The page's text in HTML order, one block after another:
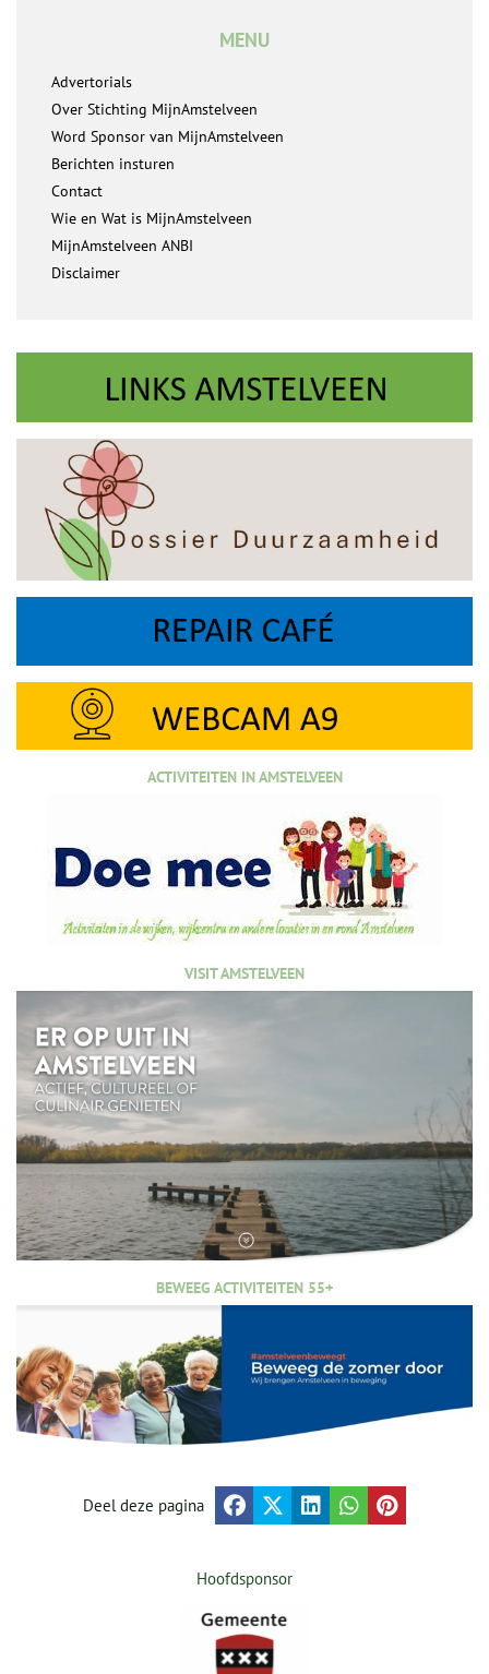
MENU
Advertorials
Over Stichting MijnAmstelveen
Word Sponsor van MijnAmstelveen
Berichten insturen
Contact
Wie en Wat is MijnAmstelveen
MijnAmstelveen ANBI
Disclaimer
ACTIVITEITEN IN AMSTELVEEN
VISIT AMSTELVEEN
BEWEEG ACTIVITEITEN 55+
Deel deze pagina
Hoofdsponsor